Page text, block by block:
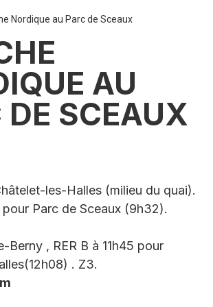
Nordique au Parc de Sceaux
AU
DE SCEAUX
les-Halles (milieu du quai).
pour Parc de Sceaux (9h32).
Berny , RER B à 11h45 pour
. Z3.